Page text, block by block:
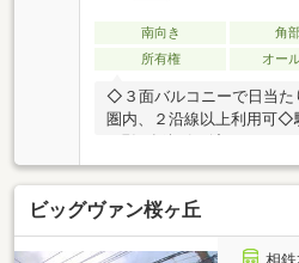
南向き 角
所有権
オー
◇３面バルコニーで日当
圏内、２沿線以上利用可◇
ビッグヴァン桜ヶ丘